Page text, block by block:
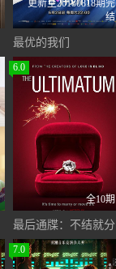
更新至20180818期完
结
最优的我们
6.0
全10期
最后通牒：不结就分
7.0